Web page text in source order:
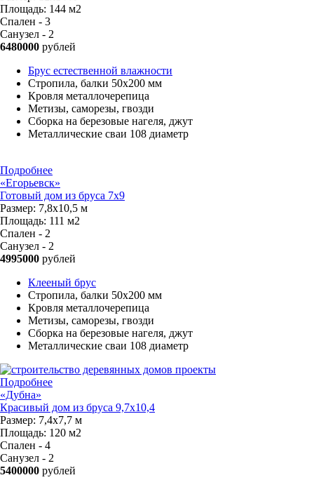
Площадь: 144 м2
Спален - 3
Санузел - 2
6480000 рублей
Брус естественной влажности
Стропила, балки 50х200 мм
Кровля металлочерепица
Метизы, саморезы, гвозди
Сборка на березовые нагеля, джут
Металлические сваи 108 диаметр
Подробнее
«Егорьевск»
Готовый дом из бруса 7x9
Размер: 7,8х10,5 м
Площадь: 111 м2
Спален - 2
Санузел - 2
4995000 рублей
Клееный брус
Стропила, балки 50х200 мм
Кровля металлочерепица
Метизы, саморезы, гвозди
Сборка на березовые нагеля, джут
Металлические сваи 108 диаметр
Подробнее
«Дубна»
Красивый дом из бруса 9,7х10,4
Размер: 7,4х7,7 м
Площадь: 120 м2
Спален - 4
Санузел - 2
5400000 рублей